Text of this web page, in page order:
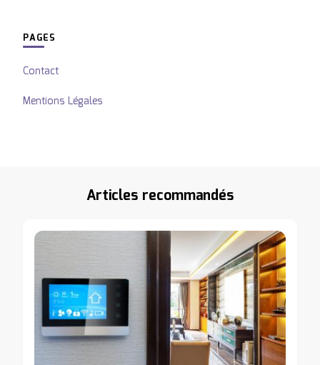
PAGES
Contact
Mentions Légales
Articles recommandés